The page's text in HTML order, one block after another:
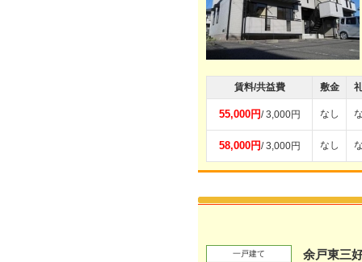
賃料/共益費 敷金
55,000円/ 3,000円 なし
58,000円/ 3,000円 なし
一戸建て 余戸東三